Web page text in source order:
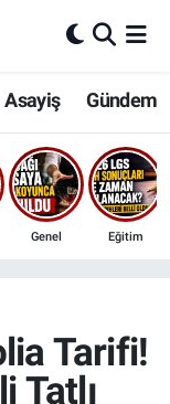
Asayiş Gündem
Genel Eğitim
Tarifi!
Tatlı